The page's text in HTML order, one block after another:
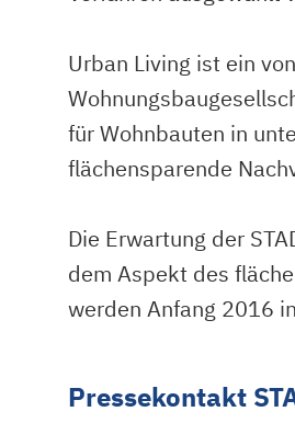
Urban Living ist ein
für Wohnbauten in
flächensparende
Die Erwartung der
dem Aspekt des
werden Anfang 2016
Pressekontakt